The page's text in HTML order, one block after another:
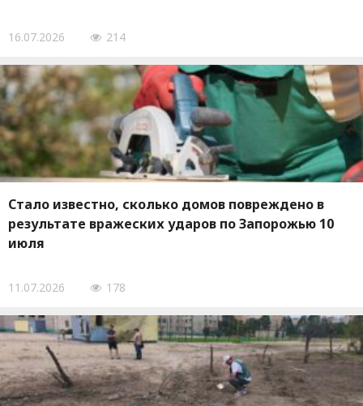
16.07.2026 214
Стало известно, сколько домов повреждено в
результате вражеских ударов по Запорожью 10
июля
11.07.2026 178